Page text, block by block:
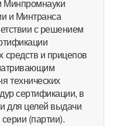
Минпромнауки
и Минтранса
с решением
средств и прицепов
технических
сертификации, в
для целей выдачи
(партии).